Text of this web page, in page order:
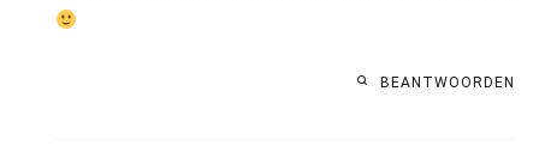
BEANTWOORDEN